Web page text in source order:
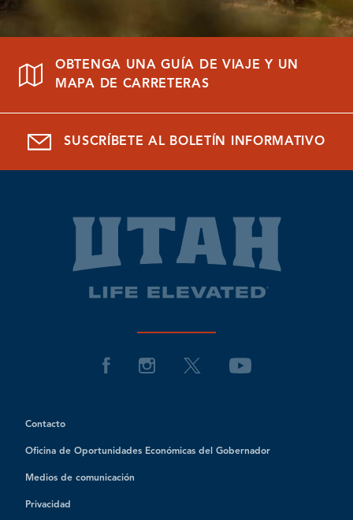
OBTENGA UNA GUÍA DE VIAJE Y UN
MAPA DE CARRETERAS
SUSCRÍBETE AL BOLETÍN INFORMATIVO
Contacto
Oficina de Oportunidades Económicas del Gobernador
Medios de comunicación
Privacidad